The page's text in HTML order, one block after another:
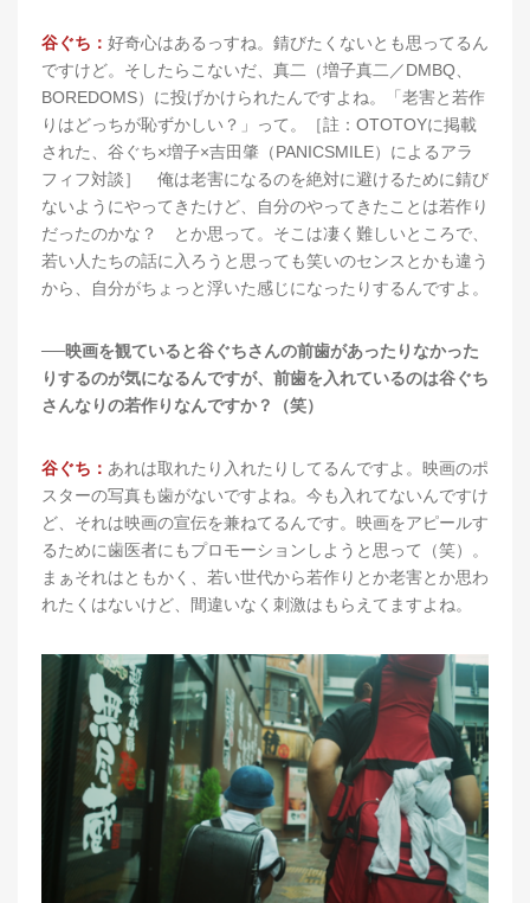
谷ぐち： 好奇心はあるっすね。錆びたくないとも思ってるん
ですけど。そしたらこないだ、真二（増子真二／DMBQ、
BOREDOMS）に投げかけられたんですよね。「老害と若作
りはどっちが恥ずかしい？」って。［註：OTOTOYに掲載
された、谷ぐち×増子×吉田肇（PANICSMILE）によるアラ
フィフ対談］ 俺は老害になるのを絶対に避けるために錆び
ないようにやってきたけど、自分のやってきたことは若作り
だったのかな？ とか思って。そこは凄く難しいところで、
若い人たちの話に入ろうと思っても笑いのセンスとかも違う
から、自分がちょっと浮いた感じになったりするんですよ。
──映画を観ていると谷ぐちさんの前歯があったりなかった
りするのが気になるんですが、前歯を入れているのは谷ぐち
さんなりの若作りなんですか？（笑）
谷ぐち： あれは取れたり入れたりしてるんですよ。映画のポ
スターの写真も歯がないですよね。今も入れてないんですけ
ど、それは映画の宣伝を兼ねてるんです。映画をアピールす
るために歯医者にもプロモーションしようと思って（笑）。
まぁそれはともかく、若い世代から若作りとか老害とか思わ
れたくはないけど、間違いなく刺激はもらえてますよね。